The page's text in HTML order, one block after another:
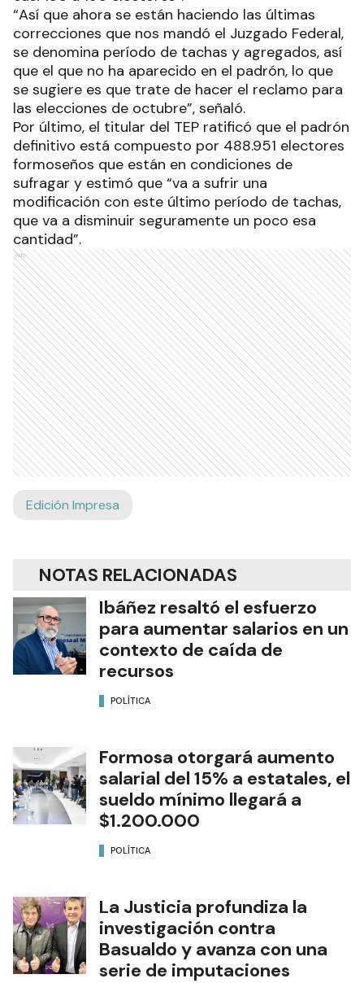
“Así que ahora se están haciendo las últimas
correcciones que nos mandó el Juzgado Federal,
se denomina período de tachas y agregados, así
que el que no ha aparecido en el padrón, lo que
se sugiere es que trate de hacer el reclamo para
las elecciones de octubre”, señaló.
Por último, el titular del TEP ratificó que el padrón
definitivo está compuesto por 488.951 electores
formoseños que están en condiciones de
sufragar y estimó que “va a sufrir una
modificación con este último período de tachas,
que va a disminuir seguramente un poco esa
cantidad”.
Ads
Edición Impresa
NOTAS RELACIONADAS
Ibáñez resaltó el esfuerzo
para aumentar salarios en un
contexto de caída de
recursos
POLÍTICA
Formosa otorgará aumento
salarial del 15% a estatales, el
sueldo mínimo llegará a
$1.200.000
POLÍTICA
La Justicia profundiza la
investigación contra
Basualdo y avanza con una
serie de imputaciones